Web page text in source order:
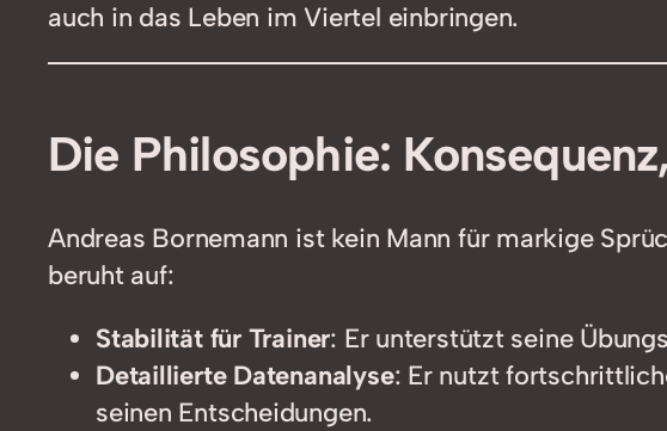
auch in das Leben im Viertel einbringen.
Die Philosophie:
Andreas Bornemann ist kein Mann für markige
beruht auf:
Stabilität für Trainer: Er unterstützt seine
Detaillierte Datenanalyse: Er nutzt
seinen Entscheidungen.